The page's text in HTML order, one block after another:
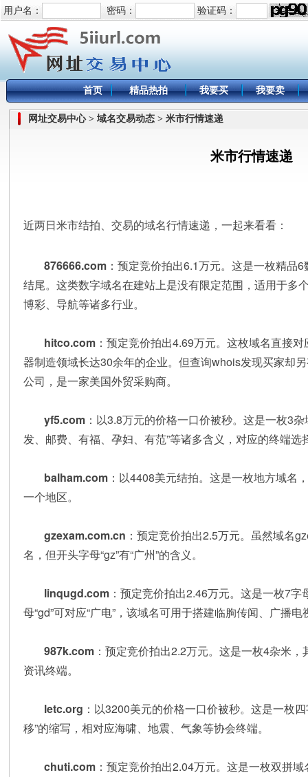
用户名： 密码： 验证码：
首页 精品热拍 我要买 我要卖
网址交易中心 > 域名交易动态 > 米市行情速递
米市行情速递
近两日米市结拍、交易的域名行情速递，一起来看看：
876666.com：预定竞价拍出6.1万元。这是一枚精品
结尾。这类数字域名在建站上是没有限定范围，适用于多
博彩、导航等诸多行业。
hitco.com：预定竞价拍出4.69万元。这枚域名直接
器制造领域长达30余年的企业。但查询whois发现买家却
公司，是一家美国外贸采购商。
yf5.com：以3.8万元的价格一口价被秒。这是一枚3杂
发、邮费、有福、孕妇、有范”等诸多含义，对应的终端选
balham.com：以4408美元结拍。这是一枚地方域名
一个地区。
gzexam.com.cn ：预定竞价拍出2.5万元。虽然域名
名，但开头字母“gz”有“广州”的含义。
linqugd.com：预定竞价拍出2.46万元。这是一枚7字
母“gd”可对应“广电”，该域名可用于搭建临朐传闻、广播电
987k.com：预定竞价拍出2.2万元。这是一枚4杂米，
资讯终端。
letc.org ：以3200美元的价格一口价被秒。这是一枚
移”的缩写，相对应海啸、地震、气象等协会终端。
chuti.com：预定竞价拍出2.04万元。这是一枚双拼